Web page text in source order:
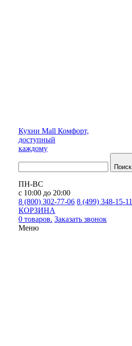
Кухни Mall Комфорт,
доступный
каждому
Поиск
ПН-ВС
с 10:00 до 20:00
8 (800) 302-77-06 8 (499) 348-15-11
КОРЗИНА
0 товаров. Заказать звонок
Меню